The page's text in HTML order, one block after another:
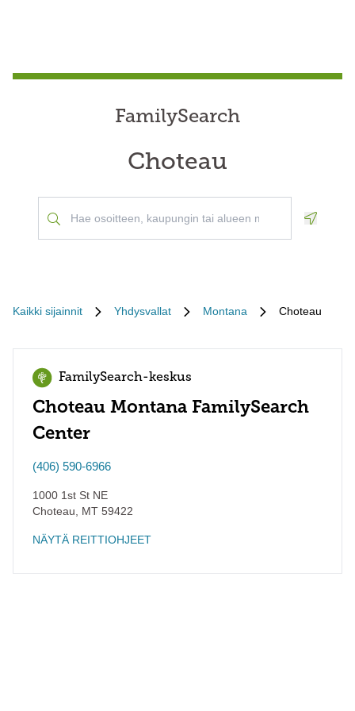
FamilySearch
Choteau
Kaikki sijainnit Yhdysvallat Montana Choteau
FamilySearch-keskus
Choteau Montana FamilySearch
Center
(406) 590-6966
1000 1st St NE
Choteau
MT 59422
NÄYTÄ REITTIOHJEET